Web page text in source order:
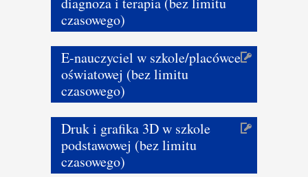
czasowego)
E-nauczyciel w szkole/placówce
oświatowej (bez limitu
czasowego)
Druk i grafika 3D w szkole
podstawowej (bez limitu
czasowego)